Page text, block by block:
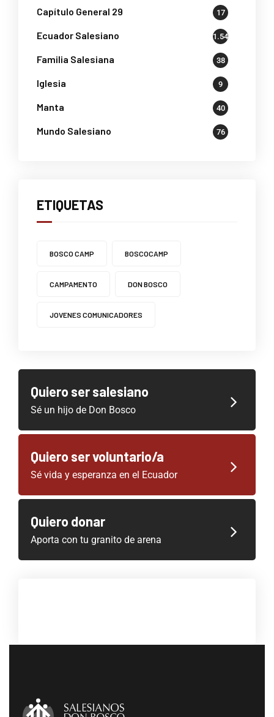
Capítulo General 29 17
Ecuador Salesiano 1.541
Familia Salesiana 38
Iglesia 9
Manta 40
Mundo Salesiano 76
ETIQUETAS
BOSCO CAMP BOSCOCAMP
CAMPAMENTO DON BOSCO
JOVENES COMUNICADORES
Quiero ser salesiano
Sé un hijo de Don Bosco
Quiero ser voluntario/a
Sé vida y esperanza en el Ecuador
Quiero donar
Aporta con tu granito de arena